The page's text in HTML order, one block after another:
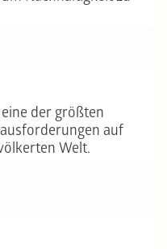
der größten
auf
Welt.